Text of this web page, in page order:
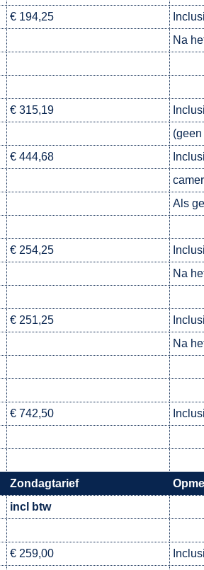
€ 194,25
Na
€ 315,19
€ 444,68
Als
€ 254,25
Na
€ 251,25
Na
€ 742,50
Zondagtarief
incl btw
€ 259,00